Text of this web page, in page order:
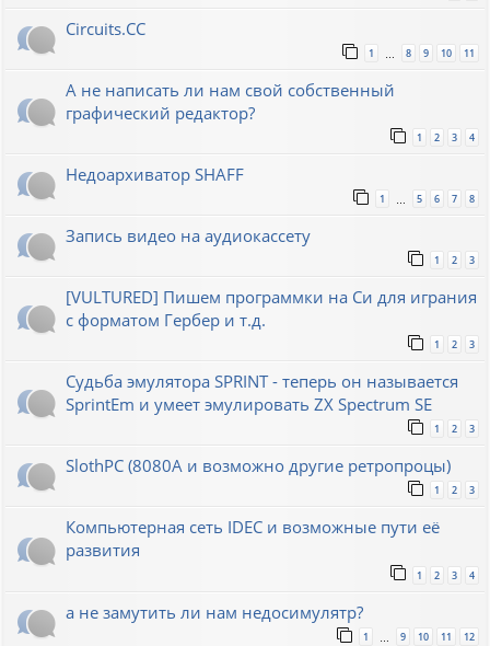
Circuits.CC
1 8 9 10 11
А не написать ли нам свой собственный
графический редактор?
1 2 3 4
Недоархиватор SHAFF
1 … 5 6 7 8
Запись видео на аудиокассету
1 2 3
[VULTURED] Пишем программки на Си для играния
с форматом Гербер и т.д.
1 2 3
Судьба эмулятора SPRINT - теперь он называется
SprintEm и умеет эмулировать ZX Spectrum SE
1 2 3
SlothPC (8080A и возможно другие ретропроцы)
1 2 3
Компьютерная сеть IDEC и возможные пути её
развития
1 2 3 4
а не замутить ли нам недосимулятр?
1 9 10 11 12